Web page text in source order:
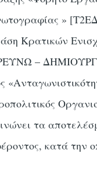
»
Κρατικών
–
τα
κατά την